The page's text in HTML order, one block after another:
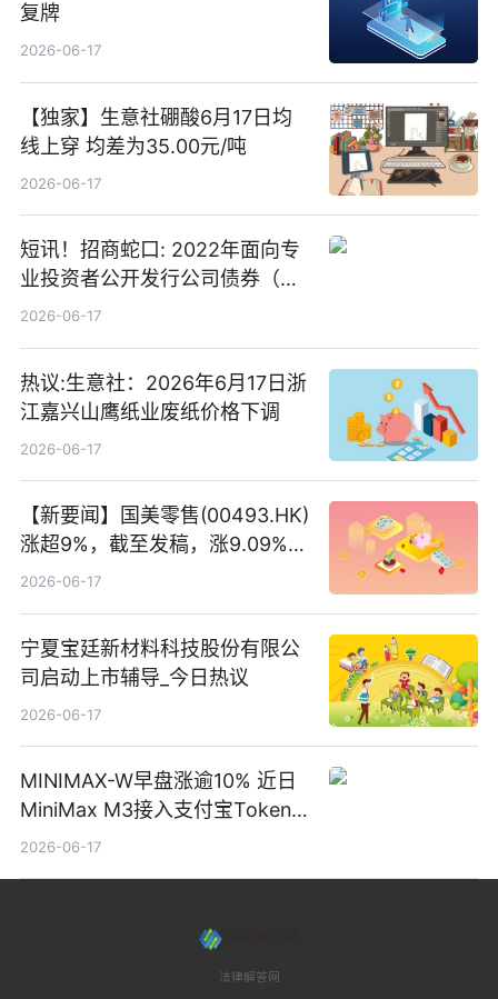
复牌
2026-06-17
【独家】生意社硼酸6月17日均
线上穿 均差为35.00元/吨
2026-06-17
短讯！招商蛇口: 2022年面向专
业投资者公开发行公司债券（第
二期）（品种二）2026年付息公
2026-06-17
热议:生意社：2026年6月17日浙
江嘉兴山鹰纸业废纸价格下调
2026-06-17
【新要闻】国美零售(00493.HK)
涨超9%，截至发稿，涨9.09%，
报0.012港元，成交额37.26万港
2026-06-17
宁夏宝廷新材料科技股份有限公
司启动上市辅导_今日热议
2026-06-17
MINIMAX-W早盘涨逾10% 近日
MiniMax M3接入支付宝Token
Pay
2026-06-17
法律解答网